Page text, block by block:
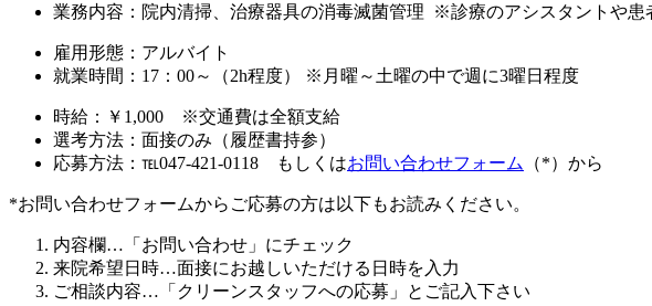
業務内容：院内清掃、治療器具の消毒滅菌管理 ※診療のアシスタントや患
雇用形態：アルバイト
就業時間：17：00～（2h程度） ※月曜～土曜の中で週に3曜日程度
時給：￥1,000 ※交通費は全額支給
選考方法：面接のみ（履歴書持参）
応募方法：℡047-421-0118 もしくはお問い合わせフォーム （*）から
*お問い合わせフォームからご応募の方は以下もお読みください。
内容欄…「お問い合わせ」にチェック
来院希望日時…面接にお越しいただける日時を入力
ご相談内容…「クリーンスタッフへの応募」とご記入下さい